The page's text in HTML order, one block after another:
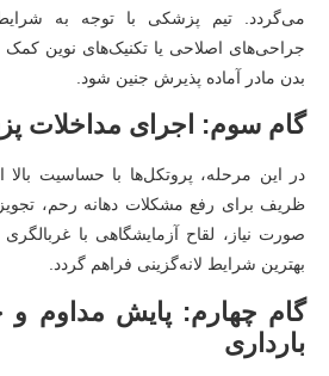
می‌گردد. تیم پزشکی با توجه به
جراحی‌های اصلاحی یا تکنیک‌های نوین کمک
بدن مادر آماده پذیرش جنین شود.
گام سوم: اجرای مداخلات
در این مرحله، پروتکل‌ها با حساسیت
ظریف برای رفع مشکلات دهانه رحم، تجویز
صورت نیاز، لقاح آزمایشگاهی با
بهترین شرایط لانه‌گزینی فراهم گردد.
گام چهارم: پایش مداوم و
بارداری